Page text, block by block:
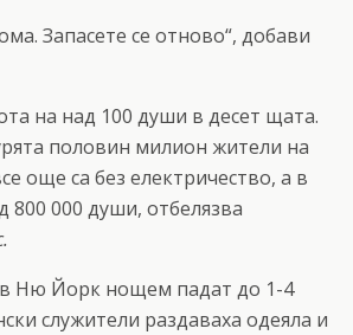
Запасете се отново“, добави
на над 100 души в десет щата.
половин милион жители на
още са без електричество, а в
000 души, отбелязва
Ню Йорк нощем падат до 1-4
служители раздаваха одеяла и